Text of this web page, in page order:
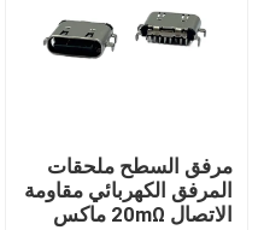
إتصال
موصل DIP USB
مرفق السطح ملحقات
المرفق الكهربائي مقاومة
الاتصال 20mΩ ماكس